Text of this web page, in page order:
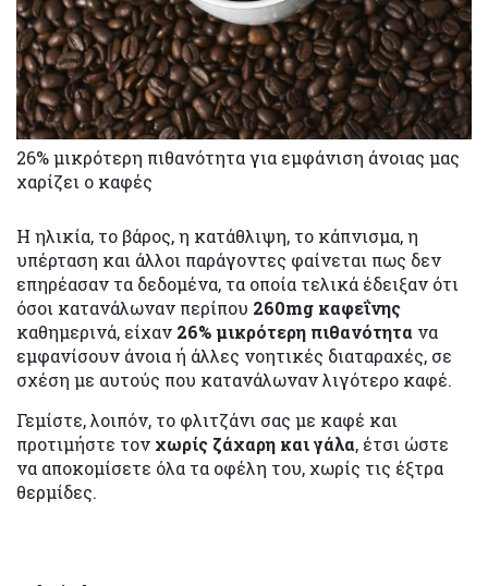
26% μικρότερη πιθανότητα για εμφάνιση άνοιας μας
χαρίζει ο καφές
Η ηλικία, το βάρος, η κατάθλιψη, το κάπνισμα, η
υπέρταση και άλλοι παράγοντες φαίνεται πως δεν
επηρέασαν τα δεδομένα, τα οποία τελικά έδειξαν ότι
όσοι κατανάλωναν περίπου 260mg καφεΐνης
καθημερινά, είχαν 26% μικρότερη πιθανότητα να
εμφανίσουν άνοια ή άλλες νοητικές διαταραχές, σε
σχέση με αυτούς που κατανάλωναν λιγότερο καφέ.
Γεμίστε, λοιπόν, το φλιτζάνι σας με καφέ και
προτιμήστε τον χωρίς ζάχαρη και γάλα, έτσι ώστε
να αποκομίσετε όλα τα οφέλη του, χωρίς τις έξτρα
θερμίδες.